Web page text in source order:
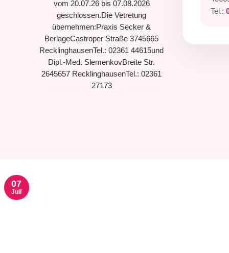
vom 20.07.26 bis 07.08.2026
geschlossen.Die Vetretung
übernehmen:Praxis Secker &
BerlageCastroper Straße 3745665
RecklinghausenTel.: 02361 44615und
Dipl.-Med. SlemenkovBreite Str.
2645657 RecklinghausenTel.: 02361
27173
Tel.:
07
Juli